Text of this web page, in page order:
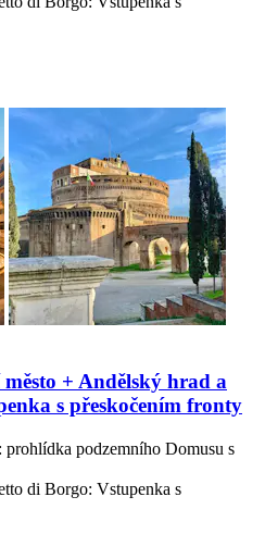
+ Andělský hrad a
s přeskočením fronty
podzemního Domusu s
di Borgo: Vstupenka s